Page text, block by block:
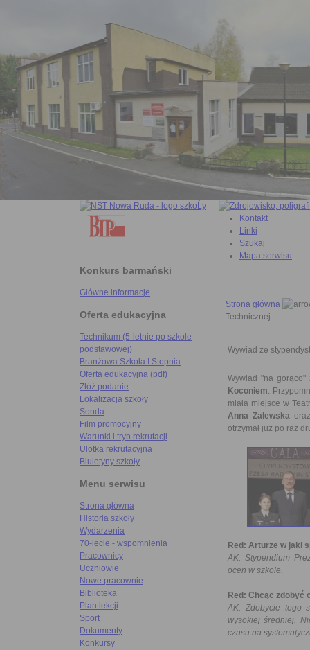
Konkurs barmański
Główne informacje
Oferta edukacyjna
Technikum (5-letnie po szkole
podstawowej)
Branżowa Szkoła I Stopnia
Oferta edukacyjna (pdf)
Złóż podanie
Lokalizacja szkoły
Sonda
Film promocyjny
Warunki i tryb rekrutacji
Ulotka rekrutacyjna
Biuletyny szkoły
Menu serwisu
Strona główna
Historia szkoły
Wydarzenia
70-lecie - wspomnienia
Pracownicy
Uczniowie
Nowe pracownie
Biblioteka
Plan lekcji
Sport
Dokumenty
Konkursy
Kontakt
Linki
Szukaj
Mapa serwisu
Strona główna
Technicznej
Wywiad ze
Wywiad "na
Koconiem.
miała miejsce w
Anna Zalewska
otrzymał już po raz
Red: Arturze w jaki
AK: Stypendium
ocen w szkole.
Red: Chcąc zdobyć
AK: Zdobycie tego
wysokiej średniej.
czasu na